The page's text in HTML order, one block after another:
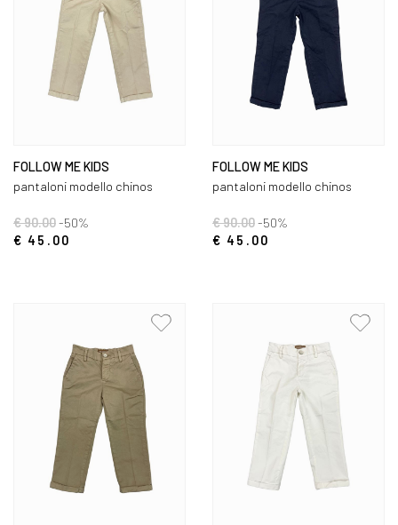
FOLLOW ME KIDS
pantaloni modello chinos
€ 90.00-50%
€ 45.00
FOLLOW ME KIDS
pantaloni modello chinos
€ 90.00-50%
€ 45.00